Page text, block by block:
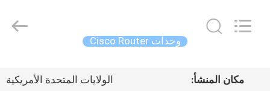
وحدات Cisco Router
مكان المنشأ:
الولايات المتحدة الأمريكية